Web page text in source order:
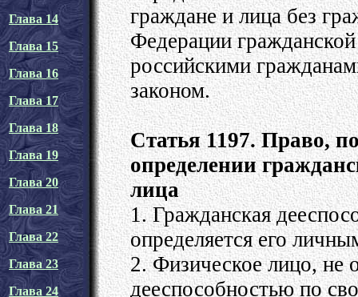
Глава 14
Глава 15
Глава 16
Глава 17
Глава 18
Глава 19
Глава 20
Глава 21
Глава 22
Глава 23
Глава 24
граждане и лица без
Федерации
российскими
законом.
Статья 1197. Право,
определении
лица
1. Гражданская
определяется его
2. Физическое лицо, не
дееспособностью по